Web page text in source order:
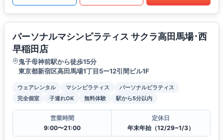
パーソナルマシンピラティス サクラ高田馬場･西
早稲田店
鬼子母神前駅から徒歩15分
東京都新宿区高田馬場1丁目5ー12引間ビル1F
ウェアレンタル マシンピラティス
パーソナルピラティス
完全個室
子連れOK 無料体験 駅から5分以内
営業時間
9:00〜21:00
定休日
年末年始（12/29~1/3）